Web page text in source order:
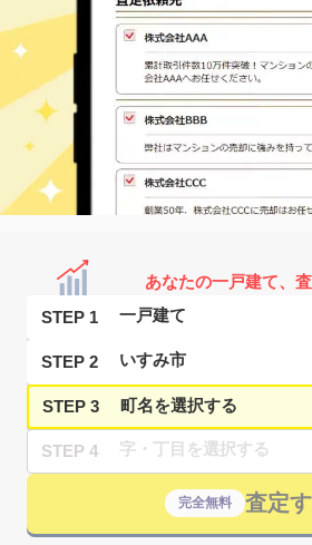
あなたの一戸建て、
STEP 1
STEP 2
STEP 3
STEP 4
完全無料 査定